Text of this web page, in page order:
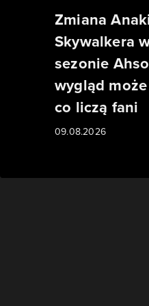
Zmiana
Skywalkera
sezonie
wygląd
co liczą fani
09.08.2026